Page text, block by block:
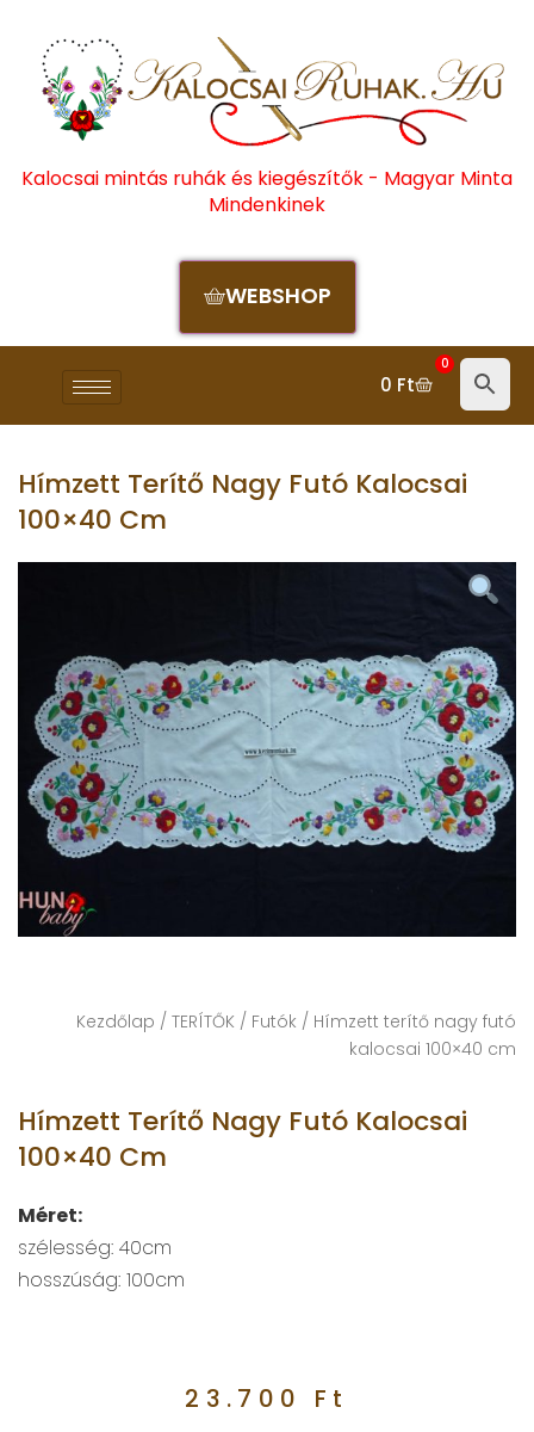
Kalocsai mintás ruhák és kiegészítők - Magyar Minta
Mindenkinek
WEBSHOP
0 Ft
0
Hímzett Terítő Nagy Futó Kalocsai
100×40 Cm
Kezdőlap / TERÍTŐK / Futók / Hímzett terítő nagy futó
kalocsai 100×40 cm
Hímzett Terítő Nagy Futó Kalocsai
100×40 Cm
Méret:
szélesség: 40cm
hosszúság: 100cm
23.700 Ft